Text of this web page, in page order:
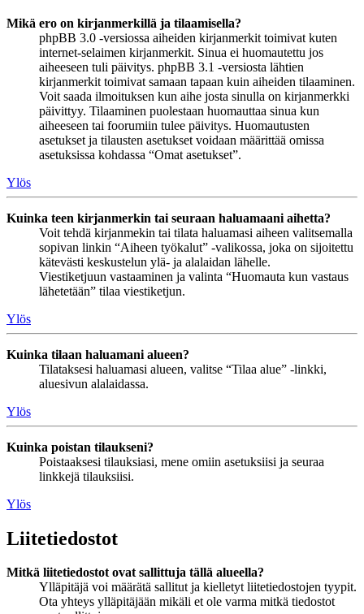
Mikä ero on kirjanmerkillä ja tilaamisella?
phpBB 3.0 -versiossa aiheiden kirjanmerkit toimivat kuten
internet-selaimen kirjanmerkit. Sinua ei huomautettu jos
aiheeseen tuli päivitys. phpBB 3.1 -versiosta lähtien
kirjanmerkit toimivat samaan tapaan kuin aiheiden tilaaminen.
Voit saada ilmoituksen kun aihe josta sinulla on kirjanmerkki
päivittyy. Tilaaminen puolestaan huomauttaa sinua kun
aiheeseen tai foorumiin tulee päivitys. Huomautusten
asetukset ja tilausten asetukset voidaan määrittää omissa
asetuksissa kohdassa “Omat asetukset”.
Ylös
Kuinka teen kirjanmerkin tai seuraan haluamaani aihetta?
Voit tehdä kirjanmekin tai tilata haluamasi aiheen valitsemalla
sopivan linkin “Aiheen työkalut” -valikossa, joka on sijoitettu
kätevästi keskustelun ylä- ja alalaidan lähelle.
Viestiketjuun vastaaminen ja valinta “Huomauta kun vastaus
lähetetään” tilaa viestiketjun.
Ylös
Kuinka tilaan haluamani alueen?
Tilataksesi haluamasi alueen, valitse “Tilaa alue” -linkki,
aluesivun alalaidassa.
Ylös
Kuinka poistan tilaukseni?
Poistaaksesi tilauksiasi, mene omiin asetuksiisi ja seuraa
linkkejä tilauksiisi.
Ylös
Liitetiedostot
Mitkä liitetiedostot ovat sallittuja tällä alueella?
Ylläpitäjä voi määrätä sallitut ja kielletyt liitetiedostojen tyypit.
Ota yhteys ylläpitäjään mikäli et ole varma mitkä tiedostot